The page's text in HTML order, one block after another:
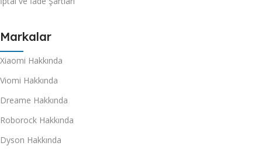
Markalar
Xiaomi Hakkında
Viomi Hakkında
Dreame Hakkında
Roborock Hakkında
Dyson Hakkında